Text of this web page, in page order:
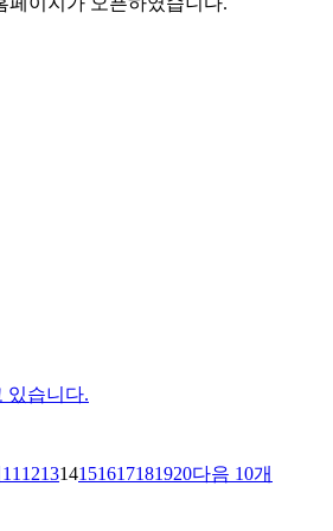
있습니다.
11 121314151617181920다음 10개